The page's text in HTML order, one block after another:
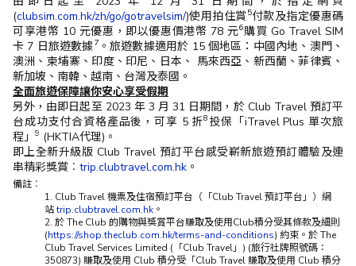
(clubsim.com.hk/zh/go/gotravelsim/)使用拍住賞 5付款及指定優惠碼
可享港幣 10 元優惠，即以優惠價港幣 78 元6購買 Go Travel SIM
卡 7 日旅遊數據7。旅遊數據適用於 15 個地區：中國內地、澳門、
澳洲、柬埔寨、印度、印尼、日本、 馬來西亞、新西蘭、菲律賓、
新加坡、南韓、越南、台灣及泰國。
全面旅遊保障讓你安心享受假期
另外，由即日起至 2023 年 3 月 31 日期間，於 Club Travel 預訂平
台成功支付合資格產品後，可享 5 折8 投保「iTravel Plus 單次旅
程」 9 (HKTIA代理)。
即上全新升級版 Club Travel 預訂平台感受嶄新旅遊預訂體驗及連
串精彩獎賞︰ trip.clubtravel.com.hk 。
備註︰
1. Club Travel 機票及住宿預訂平台（「Club Travel 預訂平台」）網
站trip.clubtravel.com.hk 。
2. 於 The Club 的購物與獎賞平台賺取及使用Club積分受其條款及細則
(https://shop.theclub.com.hk/terms-and-conditions) 約束。於 The
Club Travel Services Limited (「Club Travel」) (旅行社牌照號碼：
350873) 賺取及使用 Club 積分受「Club Travel 賺取及使用 Club 積分